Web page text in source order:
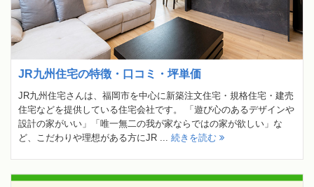
JR九州住宅の特徴・口コミ・坪単価
JR九州住宅さんは、福岡市を中心に新築注文住宅・規格住宅・建売
住宅などを提供している住宅会社です。 「遊び心のあるデザインや
設計の家がいい」「唯一無二の我が家ならではの家が欲しい」な
ど、こだわりや理想がある方にJR ... 続きを読む